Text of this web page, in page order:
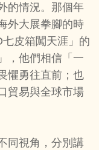
的情況。那個年
外大展拳腳的時
皮箱闖天涯」的
，他們相信「一
懼勇往直前；也
貿易與全球市場
同視角，分別講